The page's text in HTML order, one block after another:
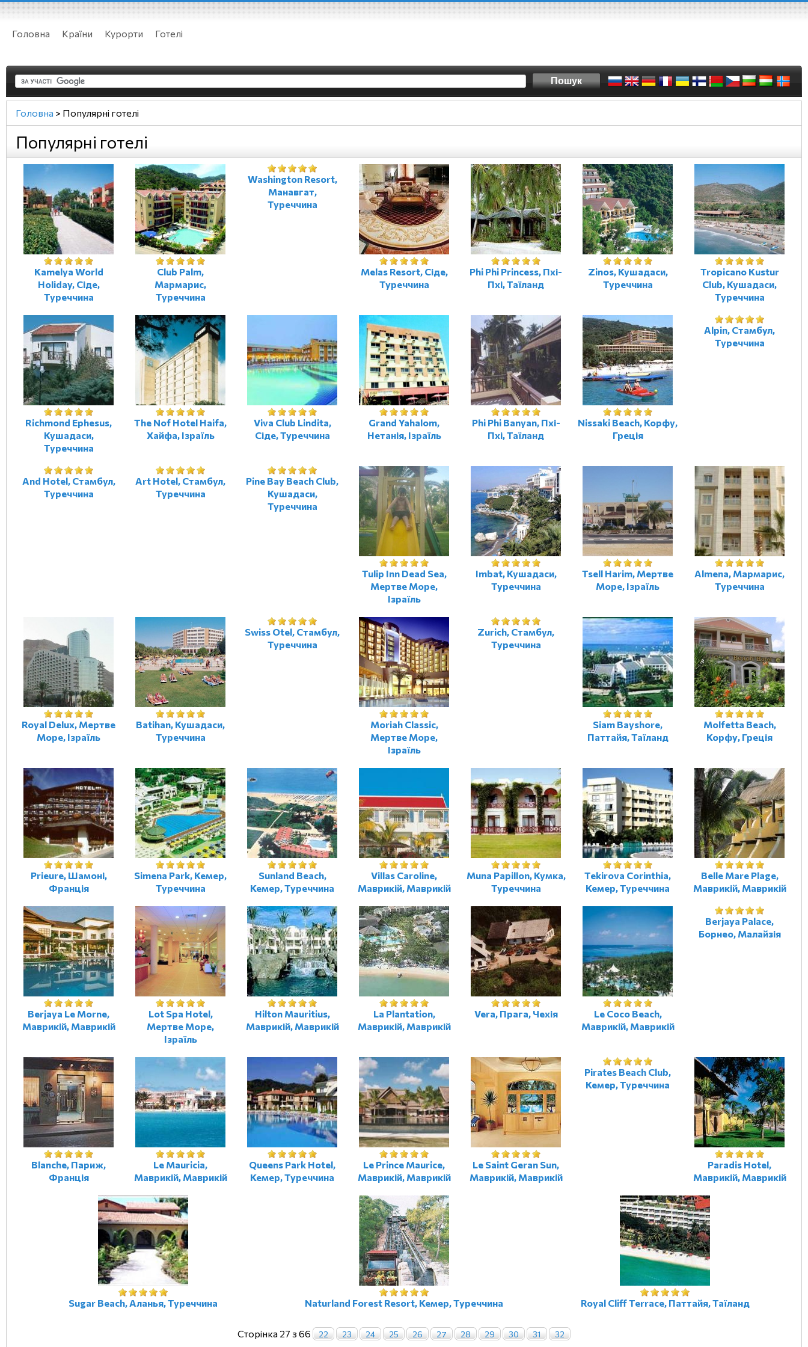
Головна Країни Курорти Готелі
Головна > Популярні готелі
Популярні готелі
Kamelya World
Holiday, Сіде,
Туреччина
Club Palm,
Мармарис,
Туреччина
Washington Resort,
Манавгат,
Туреччина
Melas Resort, Сіде,
Туреччина
Phi Phi Princess, Пхі-
Пхі, Таїланд
Zinos, Кушадаси,
Туреччина
Tropicano Kustur
Club, Кушадаси,
Туреччина
Richmond Ephesus,
Кушадаси,
Туреччина
The Nof Hotel Haifa,
Хайфа, Ізраїль
Viva Club Lindita,
Сіде, Туреччина
Grand Yahalom,
Нетанія, Ізраїль
Phi Phi Banyan, Пхі-
Пхі, Таїланд
Nissaki Beach, Корфу,
Греція
Alpin, Стамбул,
Туреччина
And Hotel, Стамбул,
Туреччина
Art Hotel, Стамбул,
Туреччина
Pine Bay Beach Club,
Кушадаси,
Туреччина
Tulip Inn Dead Sea,
Мертве Море,
Ізраїль
Imbat, Кушадаси,
Туреччина
Tsell Harim, Мертве
Море, Ізраїль
Almena, Мармарис,
Туреччина
Royal Delux, Мертве
Море, Ізраїль
Batihan, Кушадаси,
Туреччина
Swiss Otel, Стамбул,
Туреччина
Moriah Classic,
Мертве Море,
Ізраїль
Zurich, Стамбул,
Туреччина
Siam Bayshore,
Паттайя, Таїланд
Molfetta Beach,
Корфу, Греція
Prieure, Шамоні,
Франція
Simena Park, Кемер,
Туреччина
Sunland Beach,
Кемер, Туреччина
Villas Caroline,
Маврикій, Маврикій
Muna Papillon, Кумка,
Туреччина
Tekirova Corinthia,
Кемер, Туреччина
Belle Mare Plage,
Маврикій, Маврикій
Berjaya Le Morne,
Маврикій, Маврикій
Lot Spa Hotel,
Мертве Море,
Ізраїль
Hilton Mauritius,
Маврикій, Маврикій
La Plantation,
Маврикій, Маврикій
Vera, Прага, Чехія
Le Coco Beach,
Маврикій, Маврикій
Berjaya Palace,
Борнео, Малайзія
Blanche, Париж,
Франція
Le Mauricia,
Маврикій, Маврикій
Queens Park Hotel,
Кемер, Туреччина
Le Prince Maurice,
Маврикій, Маврикій
Le Saint Geran Sun,
Маврикій, Маврикій
Pirates Beach Club,
Кемер, Туреччина
Paradis Hotel,
Маврикій, Маврикій
Sugar Beach, Аланья, Туреччина Naturland Forest Resort, Кемер, Туреччина Royal Cliff Terrace, Паттайя, Таїланд
Сторінка 27 з 66 22 23 24 25 26 27 28 29 30 31 32